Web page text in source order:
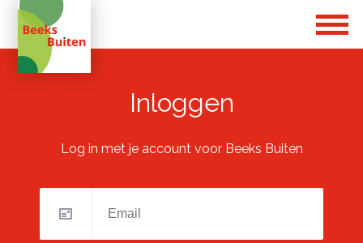
Inloggen
Log in met je account voor Beeks Buiten